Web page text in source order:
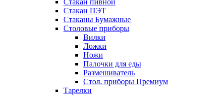
Стакан пивной
Стакан ПЭТ
Стаканы Бумажные
Столовые приборы
Вилки
Ложки
Ножи
Палочки для еды
Размешиватель
Стол. приборы Премиум
Тарелки